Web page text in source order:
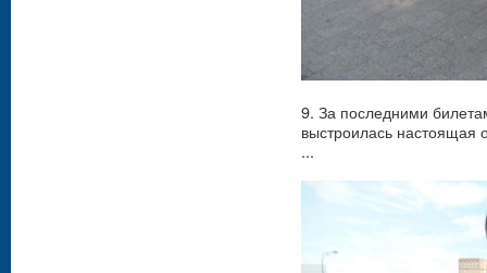
9. За последними
выстроилась настоящая
...